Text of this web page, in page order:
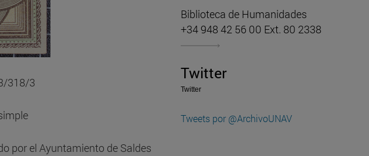
318/3
por el Ayuntamiento de Saldes
Biblioteca de Humanidades
+34 948 42 56 00 Ext. 80 2338
Twitter
Twitter
Tweets por @ArchivoUNAV